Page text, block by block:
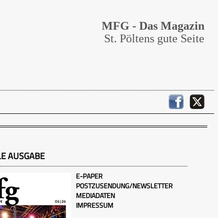
MFG - Das Magazin
St. Pöltens gute Seite
AUSGABE
E-PAPER
POSTZUSENDUNG/NEWSLETTER
MEDIADATEN
IMPRESSUM